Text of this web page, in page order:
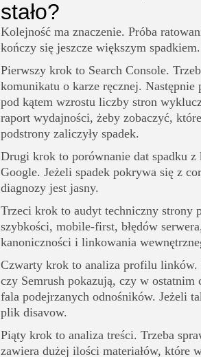
stało?
Kolejność ma znaczenie. Próba
kończy się jeszcze większym spadkiem.
Pierwszy krok to Search Console.
komunikatu o karze ręcznej.
pod kątem wzrostu liczby stron
raport wydajności, żeby zobaczyć,
podstrony zaliczyły spadek.
Drugi krok to porównanie dat spadku z
Google. Jeżeli spadek pokrywa się z
diagnozy jest jasny.
Trzeci krok to audyt techniczny strony
szybkości, mobile-first, błędów
kanoniczności i linkowania
Czwarty krok to analiza profilu linków.
czy Semrush pokazują, czy w ostatnim
fala podejrzanych odnośników. Jeżeli
plik disavow.
Piąty krok to analiza treści. Trzeba
zawiera dużej ilości materiałów, które